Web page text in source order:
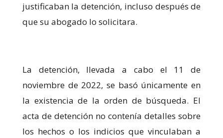
justificaban la detención, incluso después de
que su abogado lo solicitara.
La detención, llevada a cabo el 11 de
noviembre de 2022, se basó únicamente en
la existencia de la orden de búsqueda. El
acta de detención no contenía detalles sobre
los hechos o los indicios que vinculaban a
ofertas
personalizados.